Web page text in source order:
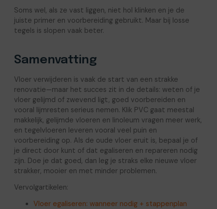
Soms wel, als ze vast liggen, niet hol klinken en je de
juiste primer en voorbereiding gebruikt. Maar bij losse
tegels is slopen vaak beter.
Samenvatting
Vloer verwijderen is vaak de start van een strakke
renovatie—maar het succes zit in de details: weten of je
vloer gelijmd of zwevend ligt, goed voorbereiden en
vooral lijmresten serieus nemen. Klik PVC gaat meestal
makkelijk, gelijmde vloeren en linoleum vragen meer werk,
en tegelvloeren leveren vooral veel puin en
voorbereiding op. Als de oude vloer eruit is, bepaal je of
je direct door kunt of dat egaliseren en repareren nodig
zijn. Doe je dat goed, dan leg je straks elke nieuwe vloer
strakker, mooier en met minder problemen.
Vervolgartikelen:
Vloer egaliseren: wanneer nodig + stappenplan